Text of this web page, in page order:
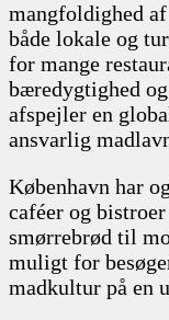
mangfoldighed
både lokale og
for mange
bæredygtighed
afspejler en
ansvarlig
København har
caféer og
smørrebrød til
muligt for
madkultur på en